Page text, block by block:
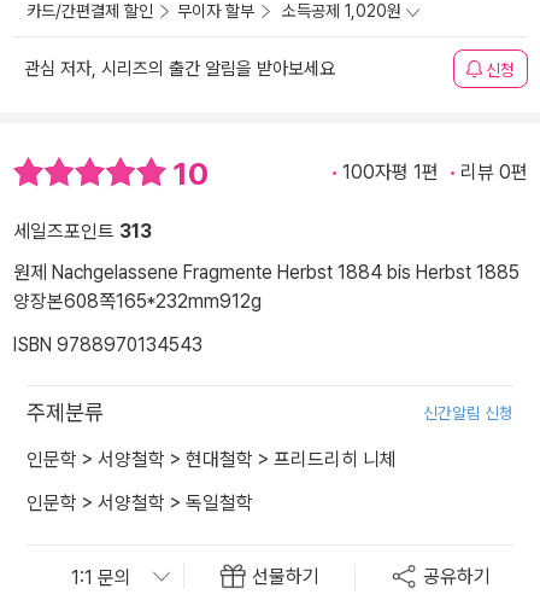
카드/간편결제 할인 무이자 할부 소득공제 1,020원
관심 저자, 시리즈의 출간 알림을 받아보세요 신청
10 100자평 1편 리뷰 0편
세일즈포인트 313
원제 Nachgelassene Fragmente Herbst 1884 bis Herbst 1885
양장본608쪽165*232mm912g
ISBN 9788970134543
주제분류 신간알림 신청
인문학 > 서양철학 > 현대철학 > 프리드리히 니체
인문학 > 서양철학 > 독일철학
선물하기 공유하기